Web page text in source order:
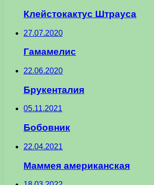
Клейстокактус Штрауса
27.07.2020
Гамамелис
22.06.2020
Брукенталия
05.11.2021
Бобовник
22.04.2021
Маммея американская